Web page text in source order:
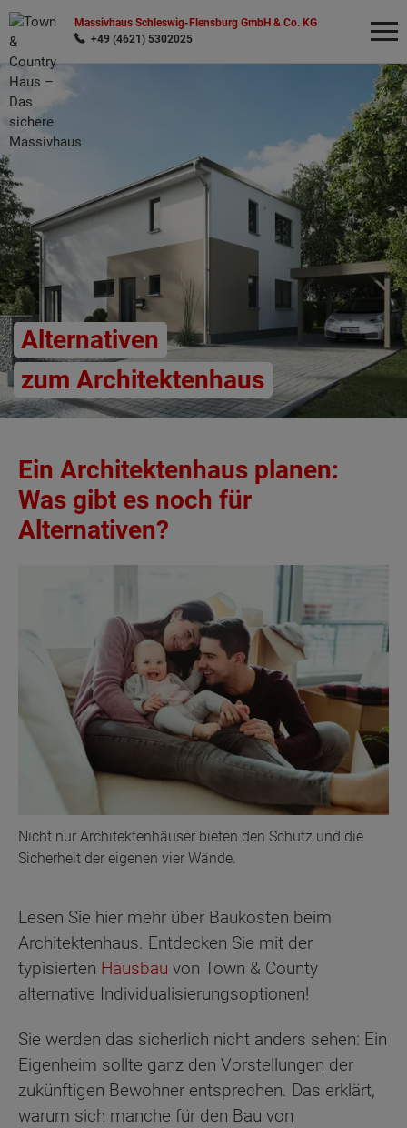
Massivhaus Schleswig-Flensburg GmbH & Co. KG
+49 (4621) 5302025
Alternativen
zum Architektenhaus
Ein Architektenhaus planen:
Was gibt es noch für
Alternativen?
Nicht nur Architektenhäuser bieten den Schutz und die
Sicherheit der eigenen vier Wände.
Lesen Sie hier mehr über Baukosten beim
Architektenhaus. Entdecken Sie mit der
typisierten Hausbau von Town & County
alternative Individualisierungsoptionen!
Sie werden das sicherlich nicht anders sehen: Ein
Eigenheim sollte ganz den Vorstellungen der
zukünftigen Bewohner entsprechen. Das erklärt,
warum sich manche für den Bau von
Wonach möchten Sie suchen?